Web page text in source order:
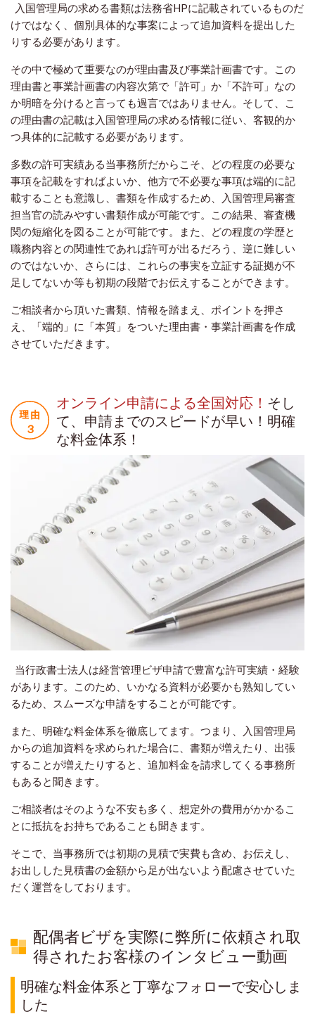
入国管理局の求める書類は法務省HPに記載されているものだ
けではなく、個別具体的な事案によって追加資料を提出した
りする必要があります。
その中で極めて重要なのが理由書及び事業計画書です。この
理由書と事業計画書の内容次第で「許可」か「不許可」なの
か明暗を分けると言っても過言ではありません。そして、こ
の理由書の記載は入国管理局の求める情報に従い、客観的か
つ具体的に記載する必要があります。
多数の許可実績ある当事務所だからこそ、どの程度の必要な
事項を記載をすればよいか、他方で不必要な事項は端的に記
載することも意識し、書類を作成するため、入国管理局審査
担当官の読みやすい書類作成が可能です。この結果、審査機
関の短縮化を図ることが可能です。また、どの程度の学歴と
職務内容との関連性であれば許可が出るだろう、逆に難しい
のではないか、さらには、これらの事実を立証する証拠が不
足してないか等も初期の段階でお伝えすることができます。
ご相談者から頂いた書類、情報を踏まえ、ポイントを押さ
え、「端的」に「本質」をついた理由書・事業計画書を作成
させていただきます。
オンライン申請による全国対応！ そし
て、申請までのスピードが早い！明確
な料金体系！
当行政書士法人は経営管理ビザ申請で豊富な許可実績・経験
があります。このため、いかなる資料が必要かも熟知してい
るため、スムーズな申請をすることが可能です。
また、明確な料金体系を徹底してます。つまり、入国管理局
からの追加資料を求められた場合に、書類が増えたり、出張
することが増えたりすると、追加料金を請求してくる事務所
もあると聞きます。
ご相談者はそのような不安も多く、想定外の費用がかかるこ
とに抵抗をお持ちであることも聞きます。
そこで、当事務所では初期の見積で実費も含め、お伝えし、
お出しした見積書の金額から足が出ないよう配慮させていた
だく運営をしております。
配偶者ビザを実際に弊所に依頼され取
得されたお客様のインタビュー動画
明確な料金体系と丁寧なフォローで安心しま
した